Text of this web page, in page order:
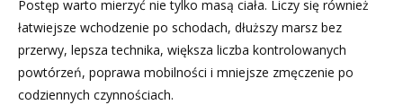
Postęp warto mierzyć nie tylko masą ciała. Liczy się również
łatwiejsze wchodzenie po schodach, dłuższy marsz bez
przerwy, lepsza technika, większa liczba kontrolowanych
powtórzeń, poprawa mobilności i mniejsze zmęczenie po
codziennych czynnościach.